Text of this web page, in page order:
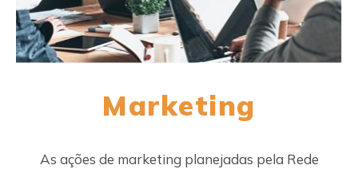
Marketing
As ações de marketing planejadas pela Rede